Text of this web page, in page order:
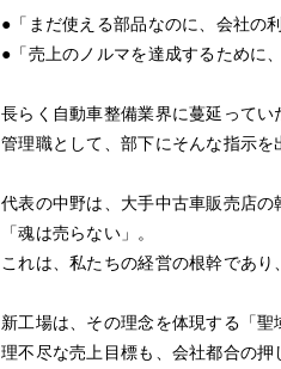
●「まだ使える部品なのに、会社の
●「売上のノルマを達成するために
長らく自動車整備業界に蔓延ってい
管理職として、部下にそんな指示
代表の中野は、大手中古車販売店の
「魂は売らない」。
これは、私たちの経営の根幹であり
新工場は、その理念を体現する「聖
理不尽な売上目標も、会社都合の押